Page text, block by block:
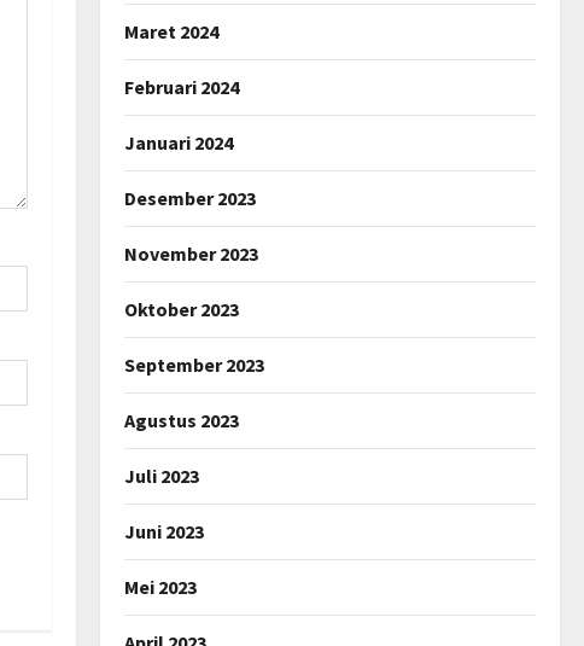
Maret 2024
Februari 2024
Januari 2024
Desember 2023
November 2023
Oktober 2023
September 2023
Agustus 2023
Juli 2023
Juni 2023
Mei 2023